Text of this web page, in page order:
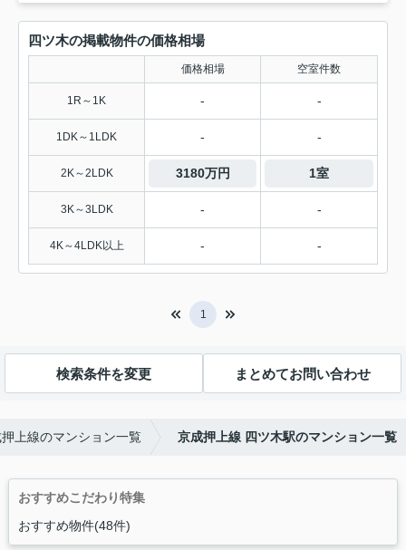
四ツ木の掲載物件の価格相場
価格相場 空室件数
1R～1K - -
1DK～1LDK - -
2K～2LDK 3180万円 1室
3K～3LDK - -
4K～4LDK以上 - -
1
検索条件を変更 まとめてお問い合わせ
上線のマンション一覧 京成押上線 四ツ木駅のマンション一覧
おすすめこだわり特集
おすすめ物件(48件)